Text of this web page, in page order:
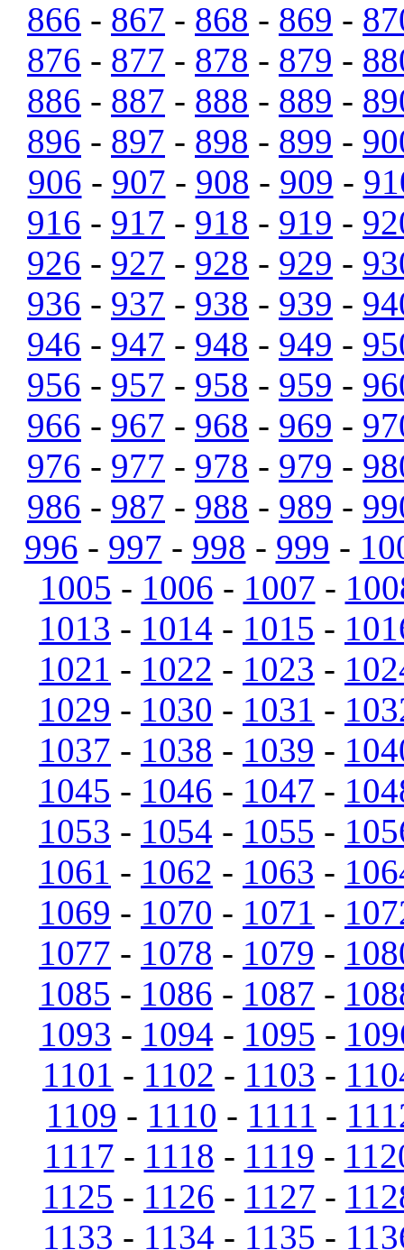
866 - 867 - 868 - 869 -
876 - 877 - 878 - 879 -
886 - 887 - 888 - 889 -
896 - 897 - 898 - 899 -
906 - 907 - 908 - 909 -
916 - 917 - 918 - 919 -
926 - 927 - 928 - 929 -
936 - 937 - 938 - 939 -
946 - 947 - 948 - 949 -
956 - 957 - 958 - 959 -
966 - 967 - 968 - 969 -
976 - 977 - 978 - 979 -
986 - 987 - 988 - 989 -
996 - 997 - 998 - 999 -
1005 - 1006 - 1007 -
1013 - 1014 - 1015 -
1021 - 1022 - 1023 -
1029 - 1030 - 1031 -
1037 - 1038 - 1039 -
1045 - 1046 - 1047 -
1053 - 1054 - 1055 -
1061 - 1062 - 1063 -
1069 - 1070 - 1071 -
1077 - 1078 - 1079 -
1085 - 1086 - 1087 -
1093 - 1094 - 1095 -
1101 - 1102 - 1103 -
1109 - 1110 - 1111 -
1117 - 1118 - 1119 -
1125 - 1126 - 1127 -
1133 - 1134 - 1135 -